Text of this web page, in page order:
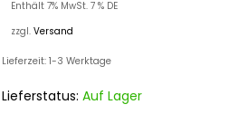
Enthält 7% MwSt. 7 % DE
zzgl. Versand
Lieferzeit: 1-3 Werktage
Lieferstatus: Auf Lager